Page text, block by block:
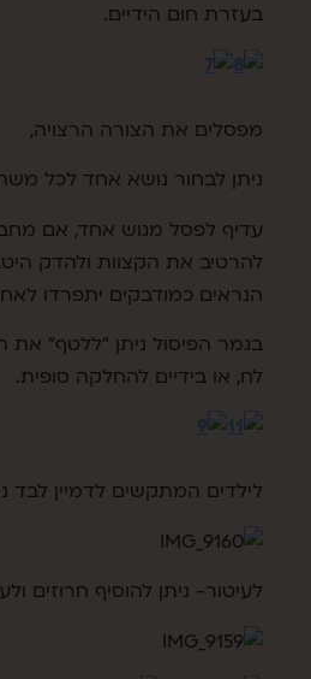
בעזרת חום הידיים.
מפסלים את הצורה הרצויה,
ניתן לבחור נושא אחד לכל
עדיף לפסל מגוש אחד, אם
להרטיב את הקצוות ולהדק
הנראים כמודבקים יתפרדו
בגמר הפיסול ניתן "ללטף" את
לח, או בידיים להחלקה סופית.
לילדים המתקשים לדמיין לבד
לעיטור- ניתן להוסיף חרוזים